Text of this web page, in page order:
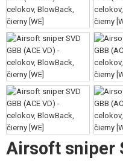
GULIČKY, PLYN
AKUMULÁTORY, NABÍJAČKY
ZÁSOBNÍKY, PLNIČKY
OKULIARE, MASKY
VÝSTROJ, UNIFORMY,
MASKOVANIE, FARBY,
Airsoft sniper